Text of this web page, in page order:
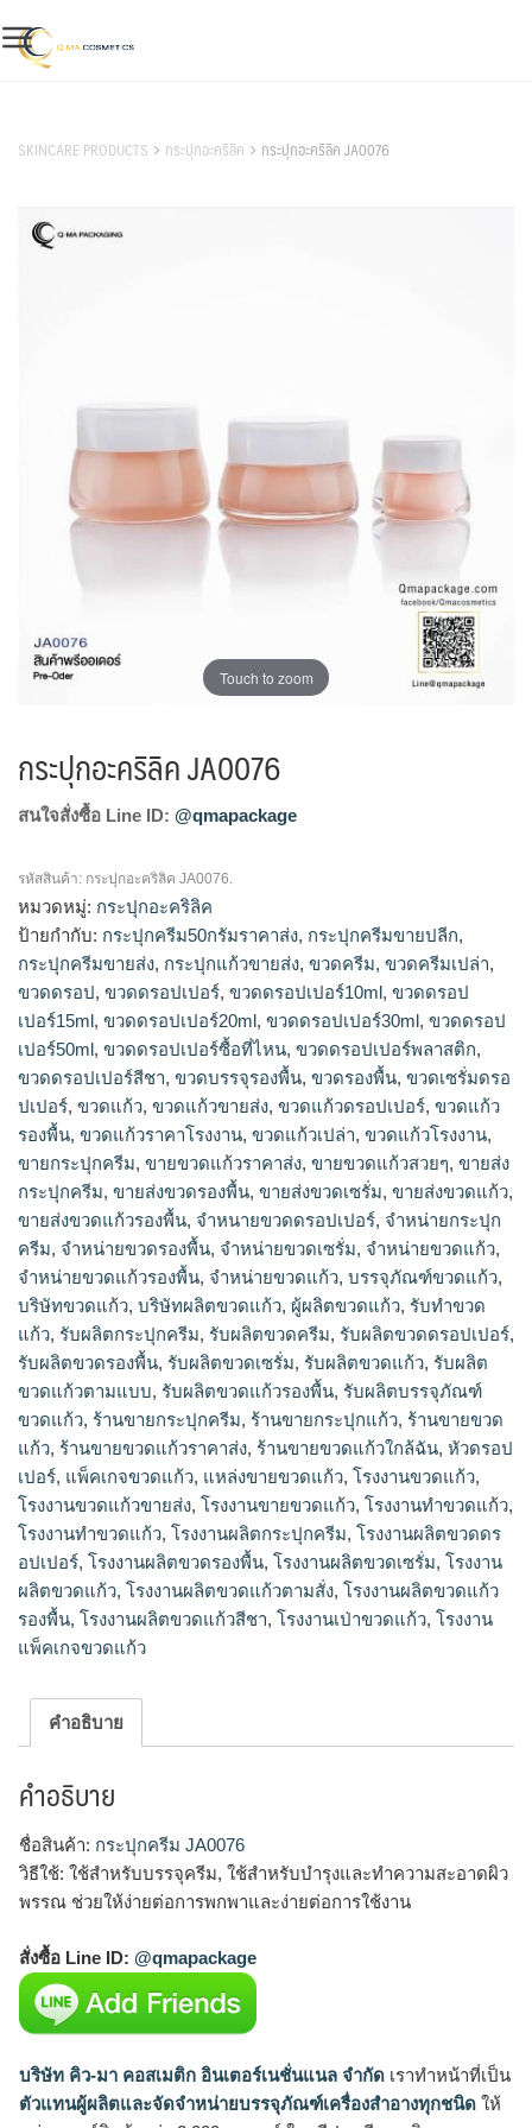
to
content
SKINCARE PRODUCTS กระปุกอะคริลิค กระปุกอะคริลิค JA0076
Touch to zoom
กระปุกอะคริลิค JA0076
สนใจสั่งซื้อ Line ID: @qmapackage
รหัสสินค้า: กระปุกอะคริลิค JA0076.
หมวดหมู่: กระปุกอะคริลิค
ป้ายกำกับ: กระปุกครีม50กรัมราคาส่ง, กระปุกครีมขายปลีก,
กระปุกครีมขายส่ง, กระปุกแก้วขายส่ง, ขวดครีม, ขวดครีมเปล่า,
ขวดดรอป, ขวดดรอปเปอร์, ขวดดรอปเปอร์10ml, ขวดดรอป
เปอร์15ml, ขวดดรอปเปอร์20ml, ขวดดรอปเปอร์30ml, ขวดดรอป
เปอร์50ml, ขวดดรอปเปอร์ซื้อที่ไหน, ขวดดรอปเปอร์พลาสติก,
ขวดดรอปเปอร์สีชา, ขวดบรรจุรองพื้น, ขวดรองพื้น, ขวดเซรั่มดรอ
ปเปอร์, ขวดแก้ว, ขวดแก้วขายส่ง, ขวดแก้วดรอปเปอร์, ขวดแก้ว
รองพื้น, ขวดแก้วราคาโรงงาน, ขวดแก้วเปล่า, ขวดแก้วโรงงาน,
ขายกระปุกครีม, ขายขวดแก้วราคาส่ง, ขายขวดแก้วสวยๆ, ขายส่ง
กระปุกครีม, ขายส่งขวดรองพื้น, ขายส่งขวดเซรั่ม, ขายส่งขวดแก้ว,
ขายส่งขวดแก้วรองพื้น, จำหนายขวดดรอปเปอร์, จำหน่ายกระปุก
ครีม, จำหน่ายขวดรองพื้น, จำหน่ายขวดเซรั่ม, จำหน่ายขวดแก้ว,
จำหน่ายขวดแก้วรองพื้น, จําหน่ายขวดแก้ว, บรรจุภัณฑ์ขวดแก้ว,
บริษัทขวดแก้ว, บริษัทผลิตขวดแก้ว, ผู้ผลิตขวดแก้ว, รับทำขวด
แก้ว, รับผลิตกระปุกครีม, รับผลิตขวดครีม, รับผลิตขวดดรอปเปอร์,
รับผลิตขวดรองพื้น, รับผลิตขวดเซรั่ม, รับผลิตขวดแก้ว, รับผลิต
ขวดแก้วตามแบบ, รับผลิตขวดแก้วรองพื้น, รับผลิตบรรจุภัณฑ์
ขวดแก้ว, ร้านขายกระปุกครีม, ร้านขายกระปุกแก้ว, ร้านขายขวด
แก้ว, ร้านขายขวดแก้วราคาส่ง, ร้านขายขวดแก้วใกล้ฉัน, หัวดรอป
เปอร์, แพ็คเกจขวดแก้ว, แหล่งขายขวดแก้ว, โรงงานขวดแก้ว,
โรงงานขวดแก้วขายส่ง, โรงงานขายขวดแก้ว, โรงงานทำขวดแก้ว,
โรงงานทําขวดแก้ว, โรงงานผลิตกระปุกครีม, โรงงานผลิตขวดดร
อปเปอร์, โรงงานผลิตขวดรองพื้น, โรงงานผลิตขวดเซรั่ม, โรงงาน
ผลิตขวดแก้ว, โรงงานผลิตขวดแก้วตามสั่ง, โรงงานผลิตขวดแก้ว
รองพื้น, โรงงานผลิตขวดแก้วสีชา, โรงงานเป่าขวดแก้ว, โรงงาน
แพ็คเกจขวดแก้ว
คำอธิบาย
คำอธิบาย
ชื่อสินค้า: กระปุกครีม JA0076
วิธีใช้: ใช้สำหรับบรรจุครีม, ใช้สำหรับบำรุงและทำความสะอาดผิว
พรรณ ช่วยให้ง่ายต่อการพกพาและง่ายต่อการใช้งาน
สั่งซื้อ Line ID: @qmapackage
บริษัท คิว-มา คอสเมติก อินเตอร์เนชั่นแนล จำกัด เราทำหน้าที่เป็น
ตัวแทนผู้ผลิตและจัดจำหน่ายบรรจุภัณฑ์เครื่องสำอางทุกชนิด ให้